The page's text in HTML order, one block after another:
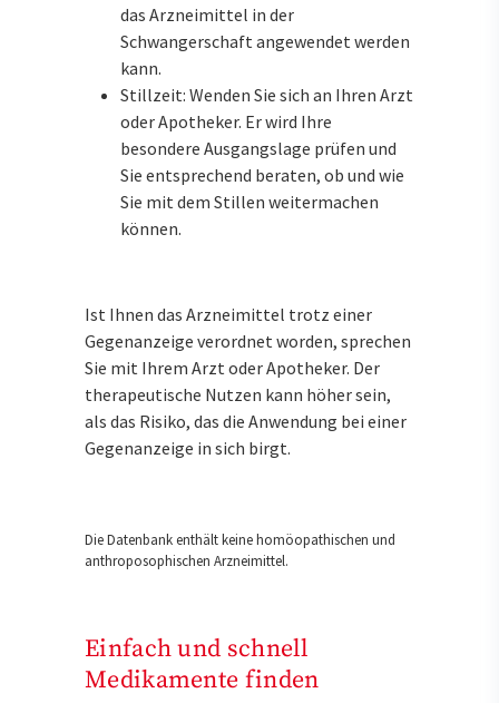
das Arzneimittel in der
Schwangerschaft angewendet werden
kann.
Stillzeit: Wenden Sie sich an Ihren Arzt
oder Apotheker. Er wird Ihre
besondere Ausgangslage prüfen und
Sie entsprechend beraten, ob und wie
Sie mit dem Stillen weitermachen
können.
Ist Ihnen das Arzneimittel trotz einer
Gegenanzeige verordnet worden, sprechen
Sie mit Ihrem Arzt oder Apotheker. Der
therapeutische Nutzen kann höher sein,
als das Risiko, das die Anwendung bei einer
Gegenanzeige in sich birgt.
Die Datenbank enthält keine homöopathischen und
anthroposophischen Arzneimittel.
Einfach und schnell
Medikamente finden